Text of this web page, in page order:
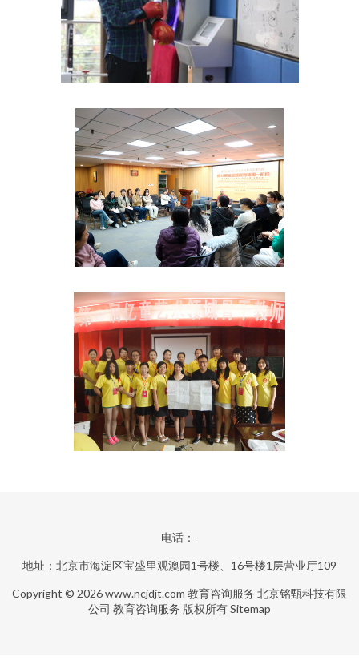
电话：-
地址：北京市海淀区宝盛里观澳园1号楼、16号楼1层营业厅109
Copyright © 2026www.ncjdjt.com 教育咨询服务 北京铭甄科技有限
公司 教育咨询服务 版权所有Sitemap